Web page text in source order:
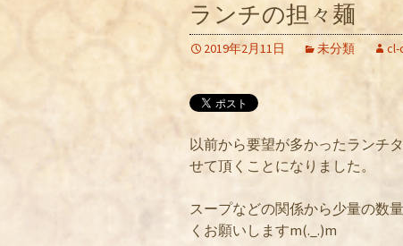
ランチの担々麺
2019年2月11日 未分類 cl-
以前から要望が多かったランチ
せて頂くことになりました。
スープなどの関係から少量の数
くお願いしますm(._.)m